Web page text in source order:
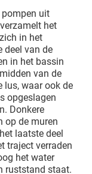
pompen uit
het
in het
deel van de
in het bassin
van de
lus, waar ook de
opgeslagen
Donkere
op de muren
laatste deel
traject verraden
het water
ruststand staat.